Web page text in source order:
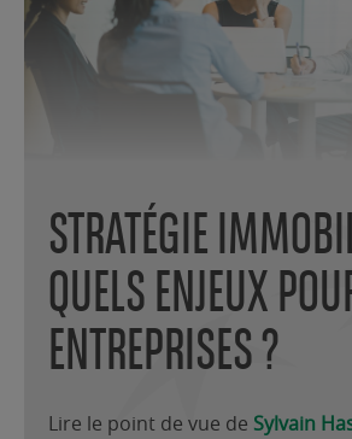
STRATÉGIE
QUELS ENJEUX
ENTREPRISES ?
Lire le point de vue de Sylvain